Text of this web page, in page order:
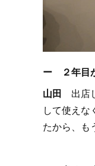
ー ２年目
山田 出店
して使え
たから、も